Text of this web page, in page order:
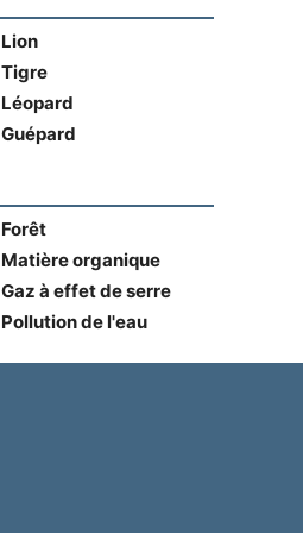
Lion
Tigre
Léopard
Guépard
Forêt
Matière organique
Gaz à effet de serre
Pollution de l'eau